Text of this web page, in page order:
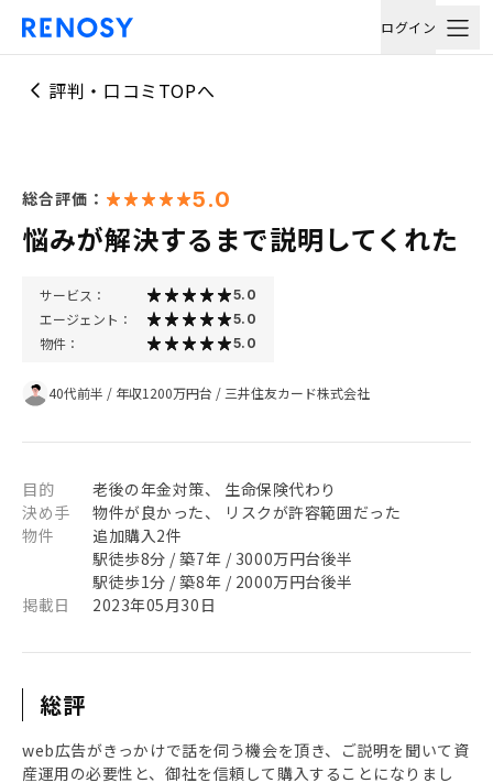
ログイン
評判・口コミTOPへ
総合評価： 5.0
悩みが解決するまで説明してくれた
サービス： 5.0
エージェント： 5.0
物件： 5.0
40代前半 / 年収1200万円台 / 三井住友カード株式会社
目的
老後の年金対策、 生命保険代わり
決め手
物件が良かった、 リスクが許容範囲だった
物件
追加購入2件
駅徒歩8分 / 築7年 / 3000万円台後半
駅徒歩1分 / 築8年 / 2000万円台後半
掲載日
2023年05月30日
総評
web広告がきっかけで話を伺う機会を頂き、ご説明を聞いて資
産運用の必要性と、御社を信頼して購入することになりまし